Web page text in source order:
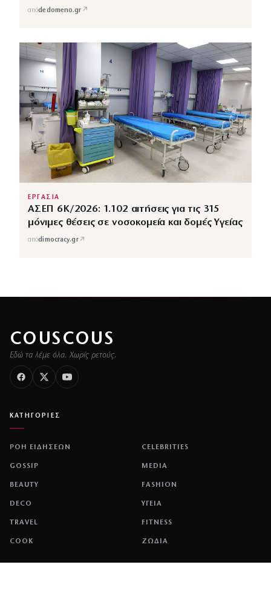
απόdedomeno.gr ↗
ΕΡΓΑΣΙΑ
ΑΣΕΠ 6Κ/2026: 1.102 αιτήσεις για τις 315
μόνιμες θέσεις σε νοσοκομεία και δομές Υγείας
απόdimocracy.gr↗
COUSCOUS
Εδώ τα λέμε όλα. Χωρίς ρετούς.
ΚΑΤΗΓΟΡΙΕΣ
ΡΟΗ ΕΙΔΗΣΕΩΝ CELEBRITIES
GOSSIP MEDIA
BEAUTY FASHION
DECO ΥΓΕΙΑ
TRAVEL FITNESS
COOK ΖΩΔΙΑ